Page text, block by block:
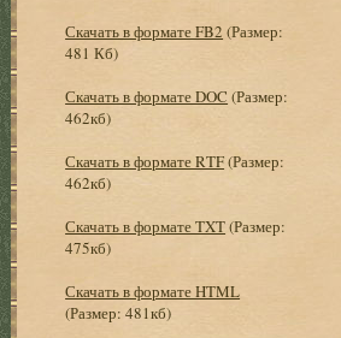
Скачать в формате FB2 (Размер:
481 Кб)
Скачать в формате DOC (Размер:
462кб)
Скачать в формате RTF(Размер:
462кб)
Скачать в формате TXT(Размер:
475кб)
Скачать в формате HTML
(Размер: 481кб)